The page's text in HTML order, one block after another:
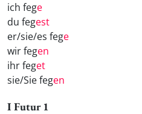
ich fege
du fegest
er/sie/es fege
wir fegen
ihr feget
sie/Sie fegen
I Futur 1